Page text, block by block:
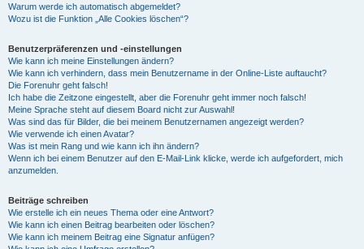
Warum werde ich automatisch abgemeldet?
Wozu ist die Funktion „Alle Cookies löschen“?
Benutzerpräferenzen und -einstellungen
Wie kann ich meine Einstellungen ändern?
Wie kann ich verhindern, dass mein Benutzername in der Online-Liste auftaucht?
Die Forenuhr geht falsch!
Ich habe die Zeitzone eingestellt, aber die Forenuhr geht immer noch falsch!
Meine Sprache steht auf diesem Board nicht zur Auswahl!
Was sind das für Bilder, die bei meinem Benutzernamen angezeigt werden?
Wie verwende ich einen Avatar?
Was ist mein Rang und wie kann ich ihn ändern?
Wenn ich bei einem Benutzer auf den E-Mail-Link klicke, werde ich aufgefordert, mich
anzumelden.
Beiträge schreiben
Wie erstelle ich ein neues Thema oder eine Antwort?
Wie kann ich einen Beitrag bearbeiten oder löschen?
Wie kann ich meinem Beitrag eine Signatur anfügen?